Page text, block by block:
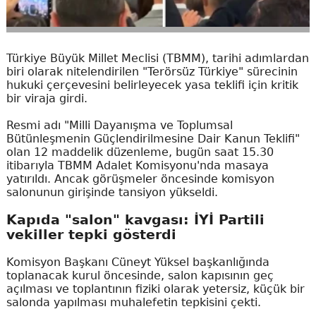
Türkiye Büyük Millet Meclisi (TBMM), tarihi adımlardan
biri olarak nitelendirilen "Terörsüz Türkiye" sürecinin
hukuki çerçevesini belirleyecek yasa teklifi için kritik
bir viraja girdi.
Resmi adı "Milli Dayanışma ve Toplumsal
Bütünleşmenin Güçlendirilmesine Dair Kanun Teklifi"
olan 12 maddelik düzenleme, bugün saat 15.30
itibarıyla TBMM Adalet Komisyonu'nda masaya
yatırıldı. Ancak görüşmeler öncesinde komisyon
salonunun girişinde tansiyon yükseldi.
Kapıda "salon" kavgası: İYİ Partili
vekiller tepki gösterdi
Komisyon Başkanı Cüneyt Yüksel başkanlığında
toplanacak kurul öncesinde, salon kapısının geç
açılması ve toplantının fiziki olarak yetersiz, küçük bir
salonda yapılması muhalefetin tepkisini çekti.